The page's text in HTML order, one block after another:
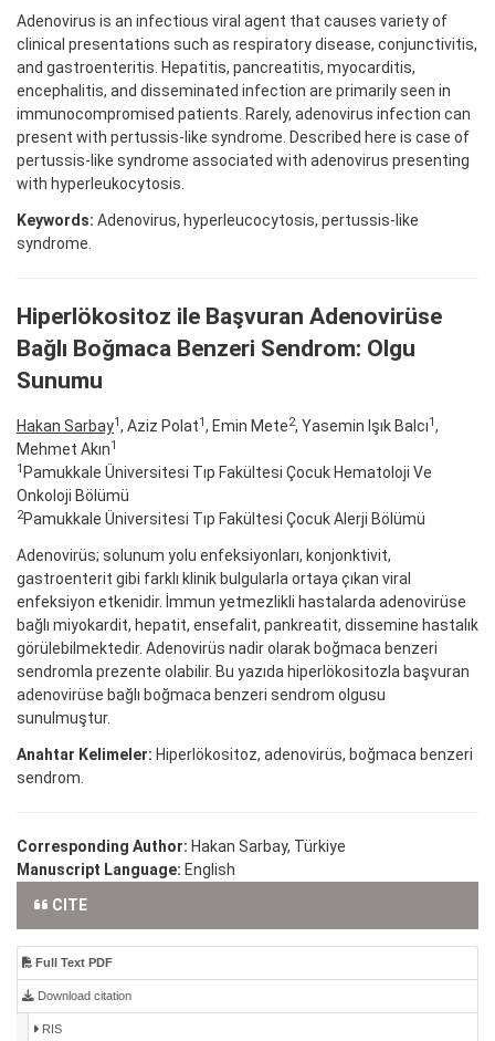
Adenovirus is an infectious viral agent that causes variety of
clinical presentations such as respiratory disease, conjunctivitis,
and gastroenteritis. Hepatitis, pancreatitis, myocarditis,
encephalitis, and disseminated infection are primarily seen in
immunocompromised patients. Rarely, adenovirus infection can
present with pertussis-like syndrome. Described here is case of
pertussis-like syndrome associated with adenovirus presenting
with hyperleukocytosis.
Keywords: Adenovirus, hyperleucocytosis, pertussis-like
syndrome.
Hiperlökositoz ile Başvuran Adenovirüse
Bağlı Boğmaca Benzeri Sendrom: Olgu
Sunumu
Hakan Sarbay1, Aziz Polat1, Emin Mete2, Yasemin Işık Balcı1,
Mehmet Akın1
1 Pamukkale Üniversitesi Tıp Fakültesi Çocuk Hematoloji Ve
Onkoloji Bölümü
2Pamukkale Üniversitesi Tıp Fakültesi Çocuk Alerji Bölümü
Adenovirüs; solunum yolu enfeksiyonları, konjonktivit,
gastroenterit gibi farklı klinik bulgularla ortaya çıkan viral
enfeksiyon etkenidir. İmmun yetmezlikli hastalarda adenovirüse
bağlı miyokardit, hepatit, ensefalit, pankreatit, dissemine hastalık
görülebilmektedir. Adenovirüs nadir olarak boğmaca benzeri
sendromla prezente olabilir. Bu yazıda hiperlökositozla başvuran
adenovirüse bağlı boğmaca benzeri sendrom olgusu
sunulmuştur.
Anahtar Kelimeler: Hiperlökositoz, adenovirüs, boğmaca benzeri
sendrom.
Corresponding Author: Hakan Sarbay, Türkiye
Manuscript Language: English
CITE
Full Text PDF
Download citation
RIS